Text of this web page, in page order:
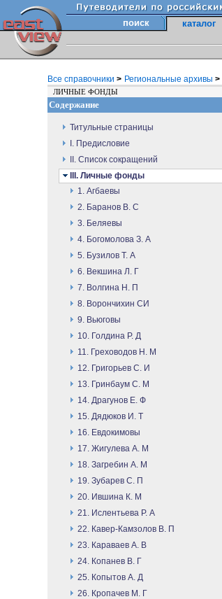
поиск каталог
Все справочники > Региональные архивы >
ЛИЧНЫЕ ФОНДЫ
Содержание
Титульные страницы
I. Предисловие
II. Список сокращений
III. Личные фонды
1. Агбаевы
2. Баранов В. С
3. Беляевы
4. Богомолова З. А
5. Бузилов Т. А
6. Векшина Л. Г
7. Волгина Н. П
8. Ворончихин СИ
9. Вьюговы
10. Голдина Р. Д
11. Греховодов Н. М
12. Григорьев С. И
13. Гринбаум С. М
14. Драгунов Е. Ф
15. Дядюков И. Т
16. Евдокимовы
17. Жигулева А. М
18. Загребин А. М
19. Зубарев С. П
20. Ившина К. М
21. Ислентьева Р. А
22. Кавер-Камзолов В. П
23. Караваев А. В
24. Копанев В. Г
25. Копытов А. Д
26. Кропачев М. Г